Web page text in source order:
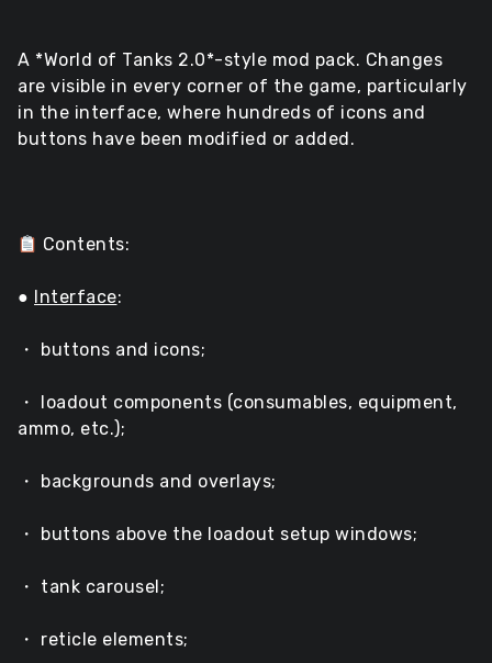
A *World of Tanks 2.0*-style mod pack. Changes
are visible in every corner of the game, particularly
in the interface, where hundreds of icons and
buttons have been modified or added.
Contents:
● Interface:
・ buttons and icons;
・ loadout components (consumables, equipment,
ammo, etc.);
・ backgrounds and overlays;
・ buttons above the loadout setup windows;
・ tank carousel;
・ reticle elements;